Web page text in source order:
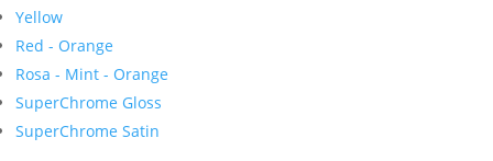
Yellow
Red - Orange
Rosa - Mint - Orange
SuperChrome Gloss
SuperChrome Satin